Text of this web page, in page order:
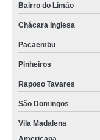
Bairro do Limão
Chácara Inglesa
Pacaembu
Pinheiros
Raposo Tavares
São Domingos
Vila Madalena